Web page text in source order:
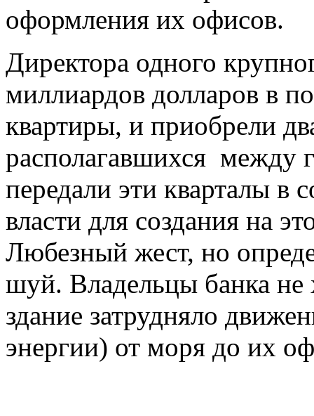
оформления их офисов.
Директора одного
миллиардов долларов в
квартиры, и приобрели
располагавшихся между
передали эти кварталы в
власти для создания на
Любезный жест, но
шуй. Владельцы банка не
здание затрудняло
энергии) от моря до их